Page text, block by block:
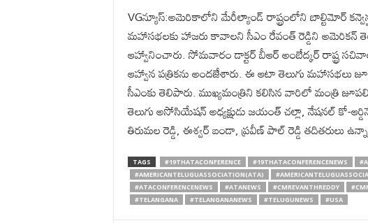
VGన్యూస్:అమెరికాలోని మేరీల్యాండ్ రాష్ట్రంలోని బాల్టిమోర్
మహాసభలకు హాజరు కావాలని సీఎం రేవంత్ రెడ్డిని అమెరికన్
ఆహ్వానించారు. సోమవారం డాక్టర్ బీఆర్ అంబేద్కర్ రాష్ట్ర
ఆహ్వాన పత్రికను అందజేశారు. ఈ ఆటా తెలుగు మహాసభలు జూలై
సీఎంకు తెలిపారు. ముఖ్యమంత్రిని కలిసిన వారిలో మంత్రి
తెలుగు అసోసియేష‌న్ అధ్యక్షుడు జయంత్ చల్లా, నేషనల్ కో-
తిరుమల రెడ్డి, ఈశ్వర్ బండా, ప్రవీణ్ పాల్ రెడ్డి తదితరులు
TAGS #19THATACONFERENCE #19THATACONFERENCENEWS
#AMERICANTELUGUASSOCIATION(ATA)
#ATACONFERENCENEWS
#ATANEWS #CMREVANTHREDDY
#TELANGANA
#TELANGANANEWS #TELUGUNEWS #USA